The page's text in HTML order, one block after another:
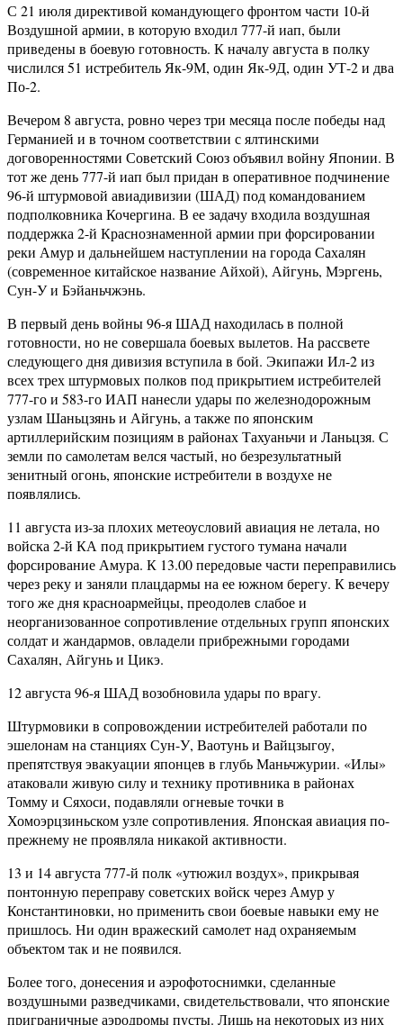
С 21 июля директивой командующего фронтом части 10-й
Воздушной армии, в которую входил 777-й иап, были
приведены в боевую готовность. К началу августа в полку
числился 51 истребитель Як-9М, один Як-9Д, один УТ-2 и два
По-2.
Вечером 8 августа, ровно через три месяца после победы над
Германией и в точном соответствии с ялтинскими
договоренностями Советский Союз объявил войну Японии. В
тот же день 777-й иап был придан в оперативное подчинение
96-й штурмовой авиадивизии (ШАД) под командованием
подполковника Кочергина. В ее задачу входила воздушная
поддержка 2-й Краснознаменной армии при форсировании
реки Амур и дальнейшем наступлении на города Сахалян
(современное китайское название Айхой), Айгунь, Мэргень,
Сун-У и Бэйаньчжэнь.
В первый день войны 96-я ШАД находилась в полной
готовности, но не совершала боевых вылетов. На рассвете
следующего дня дивизия вступила в бой. Экипажи Ил-2 из
всех трех штурмовых полков под прикрытием истребителей
777-го и 583-го ИАП нанесли удары по железнодорожным
узлам Шаньцзянь и Айгунь, а также по японским
артиллерийским позициям в районах Тахуаньчи и Ланьцзя. С
земли по самолетам велся частый, но безрезультатный
зенитный огонь, японские истребители в воздухе не
появлялись.
11 августа из-за плохих метеоусловий авиация не летала, но
войска 2-й КА под прикрытием густого тумана начали
форсирование Амура. К 13.00 передовые части переправились
через реку и заняли плацдармы на ее южном берегу. К вечеру
того же дня красноармейцы, преодолев слабое и
неорганизованное сопротивление отдельных групп японских
солдат и жандармов, овладели прибрежными городами
Сахалян, Айгунь и Цикэ.
12 августа 96-я ШАД возобновила удары по врагу.
Штурмовики в сопровождении истребителей работали по
эшелонам на станциях Сун-У, Ваотунь и Вайцзыгоу,
препятствуя эвакуации японцев в глубь Маньчжурии. «Илы»
атаковали живую силу и технику противника в районах
Томму и Сяхоси, подавляли огневые точки в
Хомоэрцзиньском узле сопротивления. Японская авиация по-
прежнему не проявляла никакой активности.
13 и 14 августа 777-й полк «утюжил воздух», прикрывая
понтонную переправу советских войск через Амур у
Константиновки, но применить свои боевые навыки ему не
пришлось. Ни один вражеский самолет над охраняемым
объектом так и не появился.
Более того, донесения и аэрофотоснимки, сделанные
воздушными разведчиками, свидетельствовали, что японские
приграничные аэродромы пусты. Лишь на некоторых из них